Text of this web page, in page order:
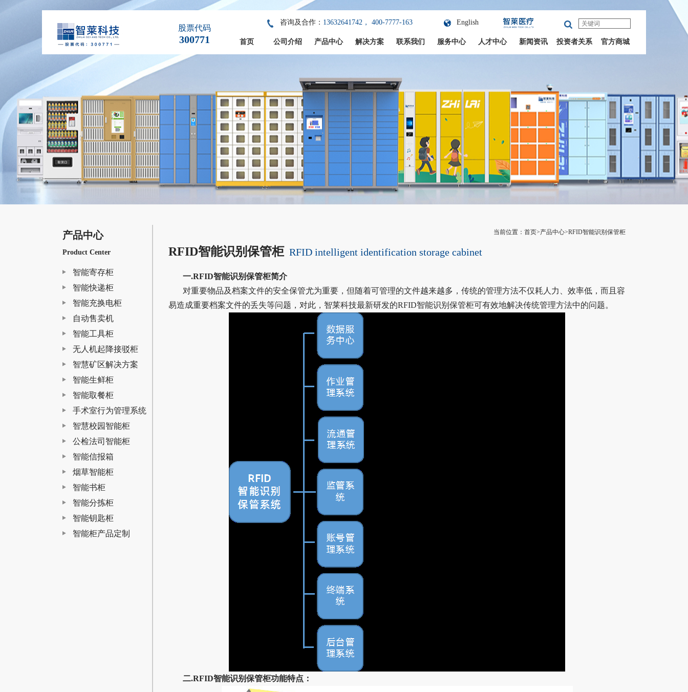
股票代码
300771
咨询及合作： 13632641742， 400-7777-163 English
首页 公司介绍 产品中心 解决方案 联系我们 服务中心 人才中心 新闻资讯 投资者关系 官方商城
产品中心
Product Center
智能寄存柜
智能快递柜
智能充换电柜
自动售卖机
智能工具柜
无人机起降接驳柜
智慧矿区解决方案
智能生鲜柜
智能取餐柜
手术室行为管理系统
智慧校园智能柜
公检法司智能柜
智能信报箱
烟草智能柜
智能书柜
智能分拣柜
智能钥匙柜
智能柜产品定制
当前位置：首页>产品中心>RFID智能识别保管柜
RFID智能识别保管柜 RFID intelligent identification storage cabinet
一.RFID智能识别保管柜简介
对重要物品及档案文件的安全保管尤为重要，但随着可管理的文件越来越多，传统的管理方法不仅耗人力、效率低，而且容
易造成重要档案文件的丢失等问题，对此，智莱科技最新研发的RFID智能识别保管柜可有效地解决传统管理方法中的问题。
二.RFID智能识别保管柜功能特点：